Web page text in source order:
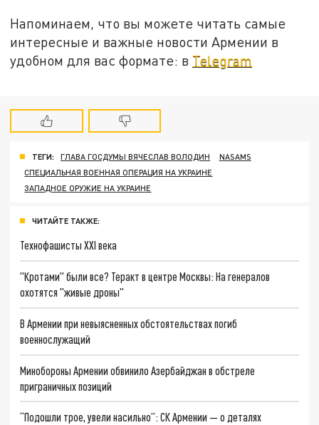
Напоминаем, что вы можете читать самые
интересные и важные новости Армении в
удобном для вас формате: в Telegram
ТЕГИ: ГЛАВА ГОСДУМЫ ВЯЧЕСЛАВ ВОЛОДИН
NASAMS
СПЕЦИАЛЬНАЯ ВОЕННАЯ ОПЕРАЦИЯ НА УКРАИНЕ
ЗАПАДНОЕ ОРУЖИЕ НА УКРАИНЕ
ЧИТАЙТЕ ТАКЖЕ:
Технофашисты XXI века
"Кротами" были все? Теракт в центре Москвы: На генералов
охотятся "живые дроны"
В Армении при невыясненных обстоятельствах погиб
военнослужащий
Минобороны Армении обвинило Азербайджан в обстреле
приграничных позиций
“Подошли трое, увели насильно”: СК Армении — о деталях